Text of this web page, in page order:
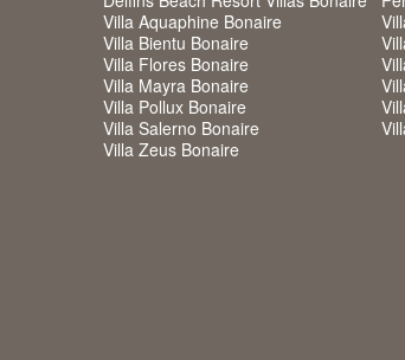
Villa Aquaphine Bonaire
Villa Bientu Bonaire
Villa Flores Bonaire
Villa Mayra Bonaire
Villa Pollux Bonaire
Villa Salerno Bonaire
Villa Zeus Bonaire